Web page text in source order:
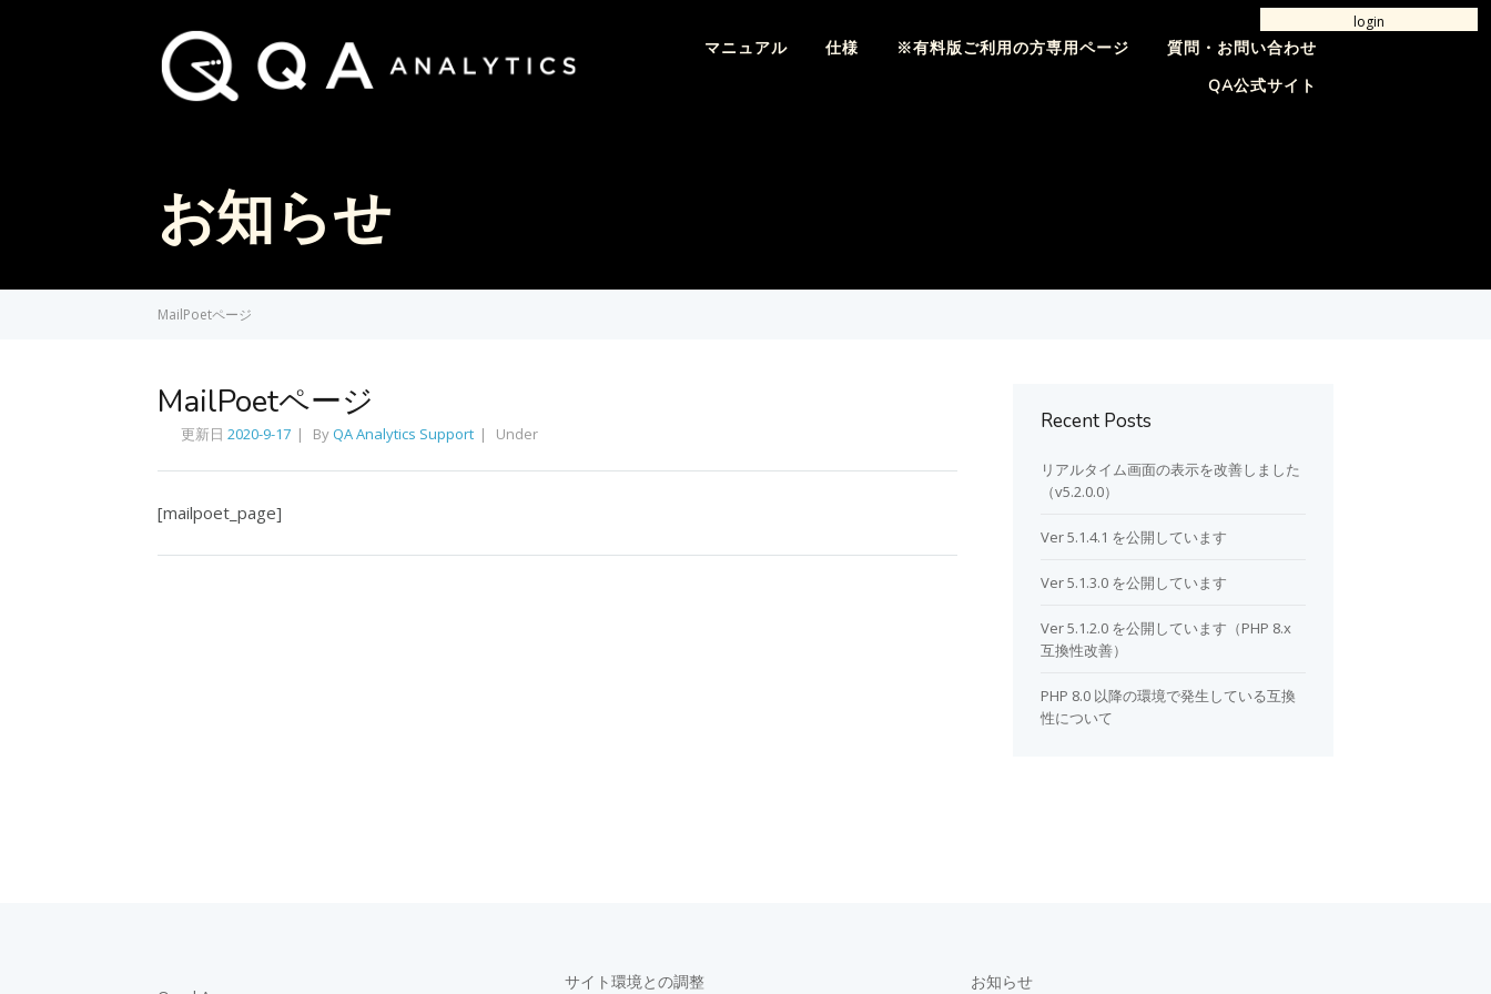
login
マニュアル 仕様 ※有料版ご利用の方専用ページ
質問・お問い合わせ
QA公式サイト
お知らせ
MailPoetページ
MailPoetページ
更新日 2020-9-17 ByQA Analytics Support Under
[mailpoet_page]
Recent Posts
リアルタイム画面の表示を改善しました
（v5.2.0.0）
Ver 5.1.4.1 を公開しています
Ver 5.1.3.0 を公開しています
Ver 5.1.2.0 を公開しています（PHP 8.x
互換性改善）
PHP 8.0 以降の環境で発生している互換
性について
サイト環境との調整 お知らせ